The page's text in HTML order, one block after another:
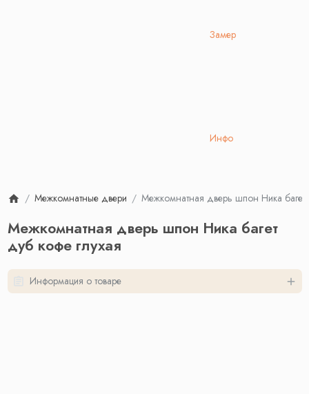
Замер
Инфо
Межкомнатные двери Межкомнатная дверь шпон Ника багет
Межкомнатная дверь шпон Ника багет
дуб кофе глухая
Информация о товаре